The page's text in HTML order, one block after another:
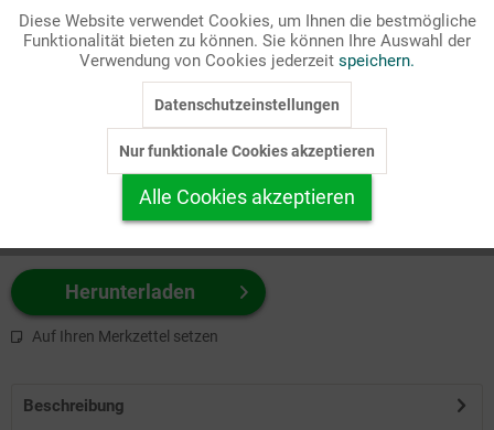
Passende Stichworte
Kinderseite
zuerst Ihr Produktformat aus.
z.B. Farbe-Grafik, Schwarz-Weiß-Grafik, mit/ohne Text ...
Herunterladen
Auf Ihren Merkzettel setzen
Beschreibung
Marketing Inaktiv
Personalisierung Inaktiv
Service
Diese Website verwendet Cookies, um Ihnen die bestmögliche
Funktionalität bieten zu können. Sie können Ihre Auswahl der
Verwendung von Cookies jederzeit speichern.
Datenschutzeinstellungen
Nur funktionale Cookies akzeptieren
Alle Cookies akzeptieren